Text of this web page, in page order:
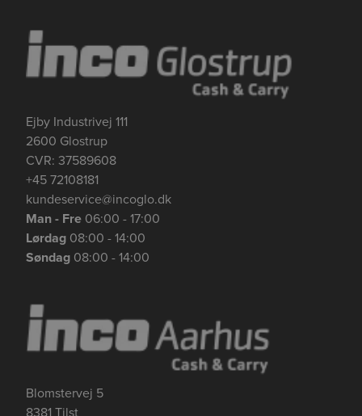
Ejby Industrivej 111
2600 Glostrup
CVR: 37589608
+45 72108181
kundeservice@incoglo.dk
Man - Fre 06:00 - 17:00
Lørdag 08:00 - 14:00
Søndag 08:00 - 14:00
Blomstervej 5
8381 Tilst